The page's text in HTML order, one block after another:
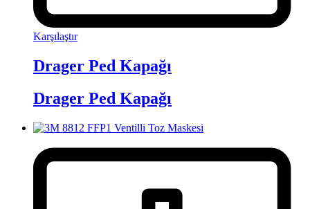
Karşılaştır
Drager Ped Kapağı
Drager Ped Kapağı